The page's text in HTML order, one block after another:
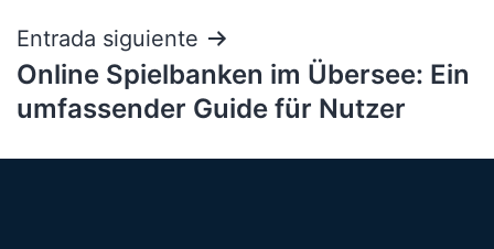
Entrada siguiente
Online Spielbanken im Übersee: Ein
umfassender Guide für Nutzer